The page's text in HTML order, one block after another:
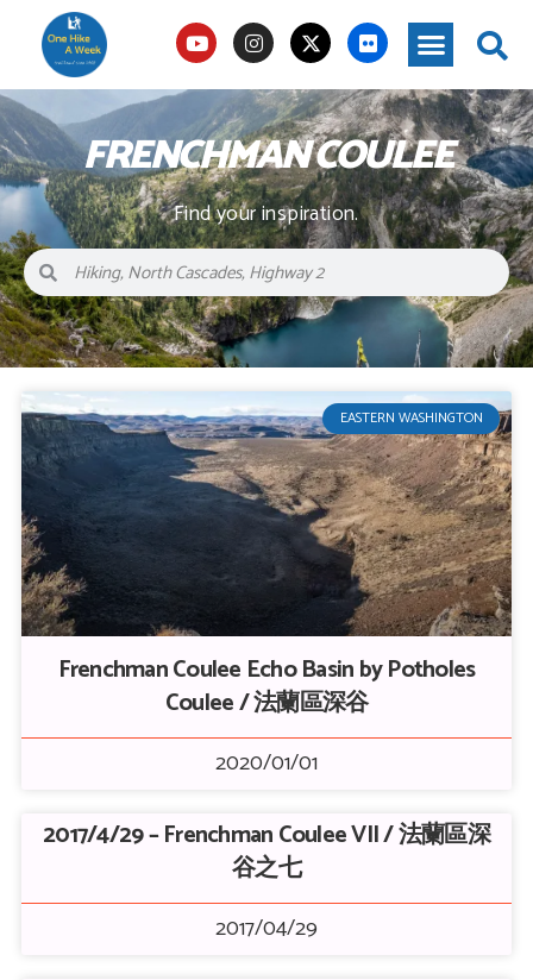
FRENCHMAN COULEE
Find your inspiration.
EASTERN WASHINGTON
Frenchman Coulee Echo Basin by Potholes
Coulee / 法蘭區深谷
2020/01/01
2017/4/29 – Frenchman Coulee VII / 法蘭區深
谷之七
2017/04/29